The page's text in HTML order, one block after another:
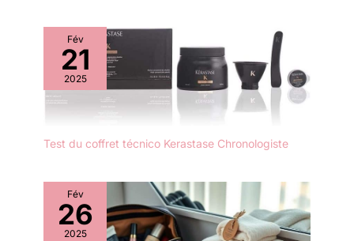
Fév
21
2025
Test du coffret técnico Kerastase Chronologiste
Fév
26
2025